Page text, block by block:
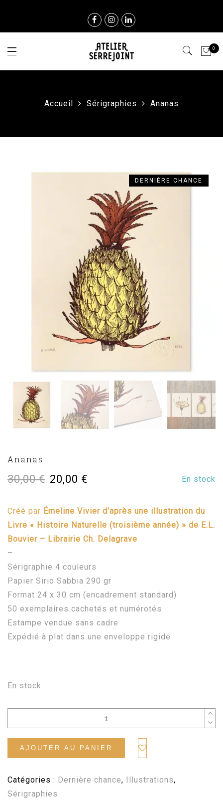
0
Accueil Sérigraphies Ananas
DERNIÈRE CHANCE
Ananas
30,00€ Le
prix
initial
était :
20,00 €
prix
actuel
est :
En stock
Créé par Émeline Vivier d’après une illustration du
Livre « Histoire Naturelle (troisième année) » de E.L.
Bouvier – Librairie Ch. Delagrave
–
Sérigraphie 4 couleurs
Papier Sirio Sabbia 290 gr
Format 24 x 30 cm (encadrement standard)
50 exemplaires cachetés et numérotés
Estampe vendue sans cadre
Expédié à plat dans une enveloppe rigide
En stock
AJOUTER AU PANIER
Catégories : Dernière chance, Illustrations,
Sérigraphies